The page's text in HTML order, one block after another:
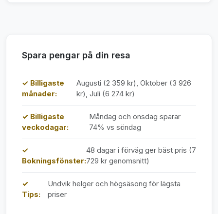
Spara pengar på din resa
✓ Billigaste
månader:
Augusti (2 359 kr), Oktober (3 926
kr), Juli (6 274 kr)
✓ Billigaste
veckodagar:
Måndag och onsdag sparar
74% vs söndag
✓
Bokningsfönster:
48 dagar i förväg ger bäst pris (7
729 kr genomsnitt)
✓
Tips:
Undvik helger och högsäsong för lägsta
priser